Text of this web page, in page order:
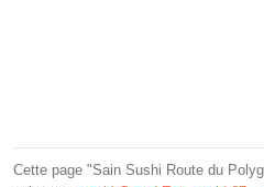
Cette page "Sain Sushi Route du